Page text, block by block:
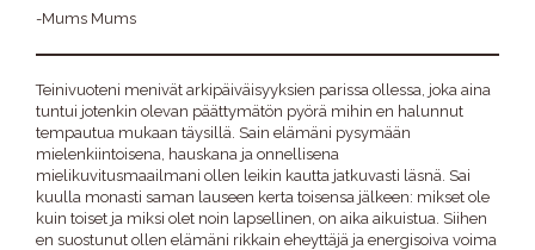
-Mums Mums
Teinivuoteni menivät arkipäiväisyyksien parissa ollessa, joka aina
tuntui jotenkin olevan päättymätön pyörä mihin en halunnut
tempautua mukaan täysillä. Sain elämäni pysymään
mielenkiintoisena, hauskana ja onnellisena
mielikuvitusmaailmani ollen leikin kautta jatkuvasti läsnä. Sai
kuulla monasti saman lauseen kerta toisensa jälkeen: mikset ole
kuin toiset ja miksi olet noin lapsellinen, on aika aikuistua. Siihen
en suostunut ollen elämäni rikkain eheyttäjä ja energisoiva voima